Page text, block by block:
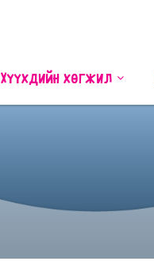
Хүүхдийн хөгжил